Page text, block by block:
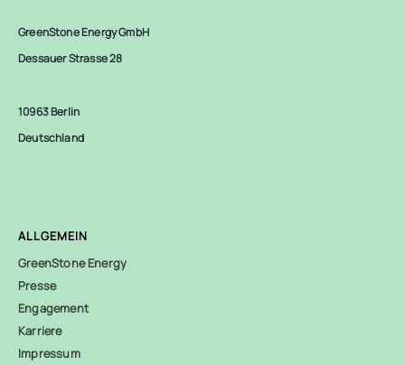
GreenStone Energy GmbH
Dessauer Strasse 28
10963 Berlin
Deutschland
ALLGEMEIN
GreenStone Energy
Presse
Engagement
Karriere
Impressum